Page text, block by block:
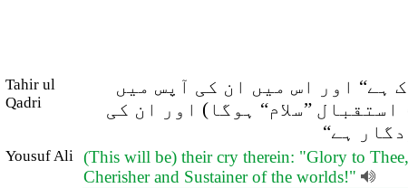
Tahir ul
Qadri
ہے“ اور اس میں ان کی آپس میں
”سلام“ ہوگا) اور ان کی
ہے“
Yousuf Ali (This will be) their cry therein: "Glory to
Cherisher and Sustainer of the worlds!"